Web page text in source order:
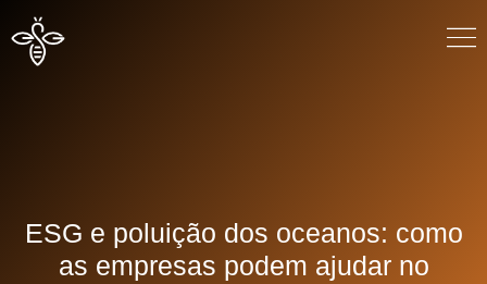
ESG e poluição dos oceanos: como
as empresas podem ajudar no